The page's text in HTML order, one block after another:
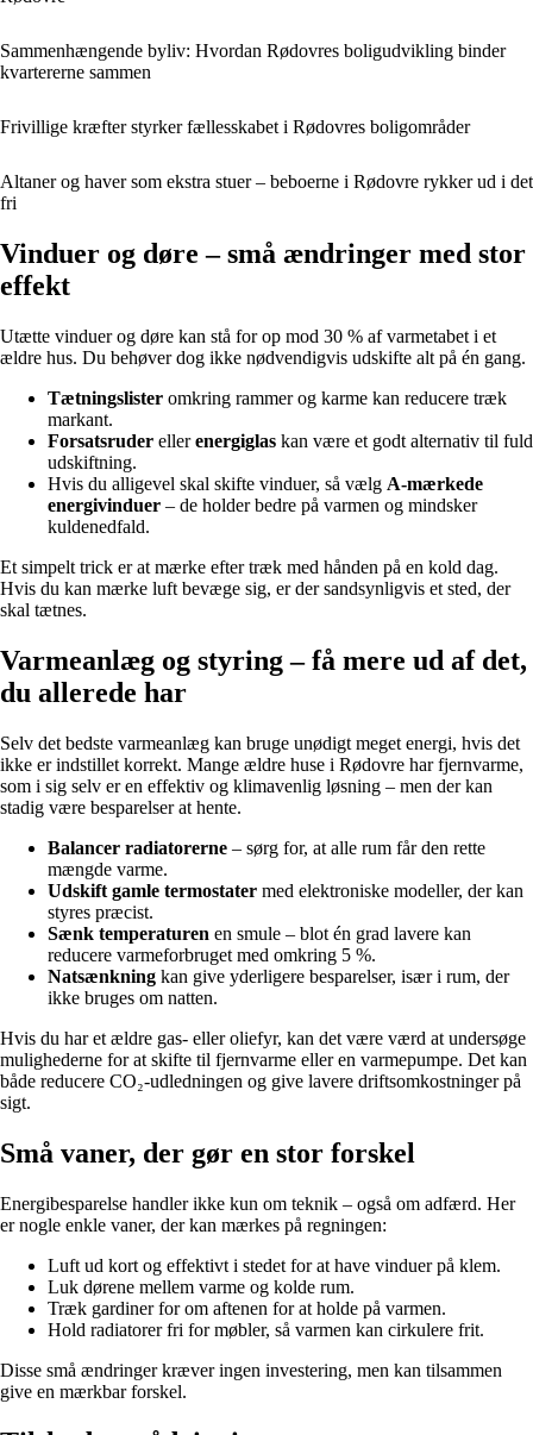
Sammenhængende byliv: Hvordan Rødovres boligudvikling binder
kvartererne sammen
Frivillige kræfter styrker fællesskabet i Rødovres boligområder
Altaner og haver som ekstra stuer – beboerne i Rødovre rykker ud i det
fri
Vinduer og døre – små ændringer med stor
effekt
Utætte vinduer og døre kan stå for op mod 30 % af varmetabet i et
ældre hus. Du behøver dog ikke nødvendigvis udskifte alt på én gang.
Tætningslister omkring rammer og karme kan reducere træk
markant.
Forsatsruder ellerenergiglas kan være et godt alternativ til fuld
udskiftning.
Hvis du alligevel skal skifte vinduer, så vælg A-mærkede
energivinduer – de holder bedre på varmen og mindsker
kuldenedfald.
Et simpelt trick er at mærke efter træk med hånden på en kold dag.
Hvis du kan mærke luft bevæge sig, er der sandsynligvis et sted, der
skal tætnes.
Varmeanlæg og styring – få mere ud af det,
du allerede har
Selv det bedste varmeanlæg kan bruge unødigt meget energi, hvis det
ikke er indstillet korrekt. Mange ældre huse i Rødovre har fjernvarme,
som i sig selv er en effektiv og klimavenlig løsning – men der kan
stadig være besparelser at hente.
Balancer radiatorerne – sørg for, at alle rum får den rette
mængde varme.
Udskift gamle termostater med elektroniske modeller, der kan
styres præcist.
Sænk temperaturen en smule – blot én grad lavere kan
reducere varmeforbruget med omkring 5 %.
Natsænkning kan give yderligere besparelser, især i rum, der
ikke bruges om natten.
Hvis du har et ældre gas- eller oliefyr, kan det være værd at undersøge
mulighederne for at skifte til fjernvarme eller en varmepumpe. Det kan
både reducere CO₂-udledningen og give lavere driftsomkostninger på
sigt.
Små vaner, der gør en stor forskel
Energibesparelse handler ikke kun om teknik – også om adfærd. Her
er nogle enkle vaner, der kan mærkes på regningen:
Luft ud kort og effektivt i stedet for at have vinduer på klem.
Luk dørene mellem varme og kolde rum.
Træk gardiner for om aftenen for at holde på varmen.
Hold radiatorer fri for møbler, så varmen kan cirkulere frit.
Disse små ændringer kræver ingen investering, men kan tilsammen
give en mærkbar forskel.